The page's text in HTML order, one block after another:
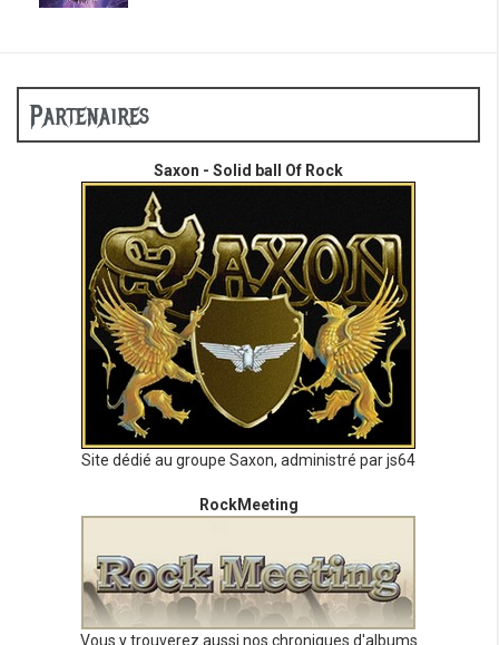
Partenaires
Saxon - Solid ball Of Rock
Site dédié au groupe Saxon, administré par js64
RockMeeting
Vous y trouverez aussi nos chroniques d'albums